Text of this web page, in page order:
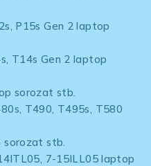
P15s Gen 2 laptop
T14s Gen 2 laptop
sorozat stb.
T490, T495s, T580
sorozat stb.
7-15ILL05 laptop